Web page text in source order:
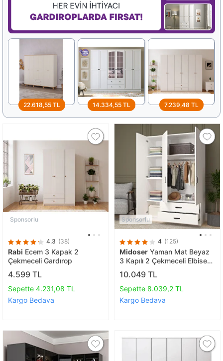
22.618,55 TL 14.334,55 TL 7.239,48 TL
Sponsorlu
4.3 (38)
Rabi Ecem 3 Kapak 2
Çekmeceli Gardırop
4.599 TL
Sepette 4.231,08 TL
Kargo Bedava
Sponsorlu
4 (125)
Midoser Yaman Mat Beyaz
3 Kapılı 2 Çekmeceli Elbise
Dolabı-gardrop
10.049 TL
Sepette 8.039,2 TL
Kargo Bedava